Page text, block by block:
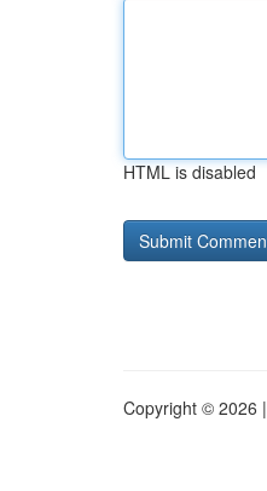
HTML is disabled
Copyright © 2026 |